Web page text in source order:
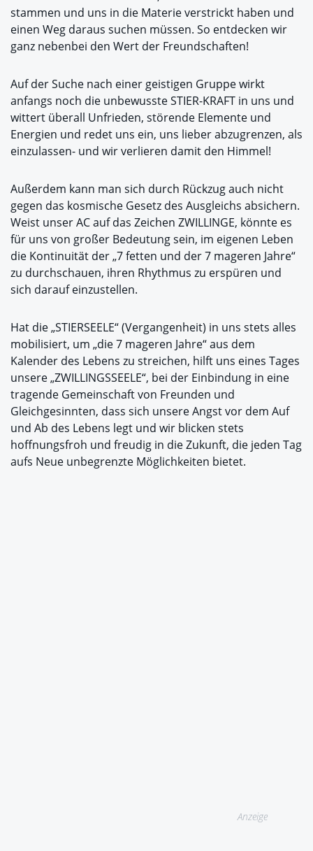
stammen und uns in die Materie verstrickt haben und
einen Weg daraus suchen müssen. So entdecken wir
ganz nebenbei den Wert der Freundschaften!
Auf der Suche nach einer geistigen Gruppe wirkt
anfangs noch die unbewusste STIER-KRAFT in uns und
wittert überall Unfrieden, störende Elemente und
Energien und redet uns ein, uns lieber abzugrenzen, als
einzulassen- und wir verlieren damit den Himmel!
Außerdem kann man sich durch Rückzug auch nicht
gegen das kosmische Gesetz des Ausgleichs absichern.
Weist unser AC auf das Zeichen ZWILLINGE, könnte es
für uns von großer Bedeutung sein, im eigenen Leben
die Kontinuität der „7 fetten und der 7 mageren Jahre“
zu durchschauen, ihren Rhythmus zu erspüren und
sich darauf einzustellen.
Hat die „STIERSEELE“ (Vergangenheit) in uns stets alles
mobilisiert, um „die 7 mageren Jahre“ aus dem
Kalender des Lebens zu streichen, hilft uns eines Tages
unsere „ZWILLINGSSEELE“, bei der Einbindung in eine
tragende Gemeinschaft von Freunden und
Gleichgesinnten, dass sich unsere Angst vor dem Auf
und Ab des Lebens legt und wir blicken stets
hoffnungsfroh und freudig in die Zukunft, die jeden Tag
aufs Neue unbegrenzte Möglichkeiten bietet.
Anzeige